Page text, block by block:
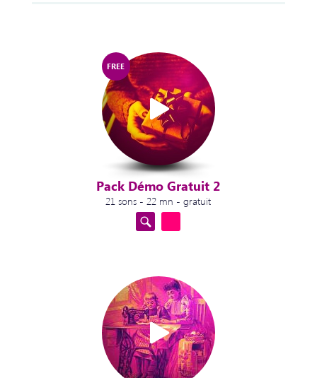
FREE
Pack Démo Gratuit 2
21 sons - 22 mn - gratuit